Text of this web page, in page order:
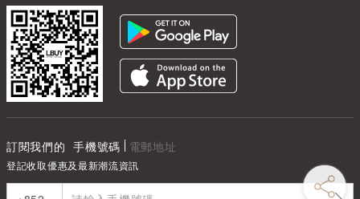
訂閱我們的 手機號碼 電郵地址
登記收取優惠及最新潮流資訊